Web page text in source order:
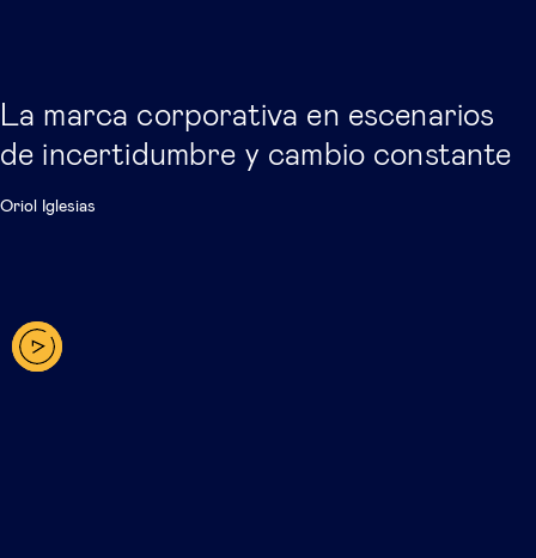
La marca corporativa en escenarios
de incertidumbre y cambio constante
Oriol Iglesias